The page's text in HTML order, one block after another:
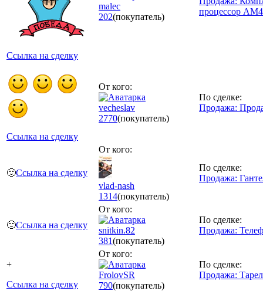
Ссылка на сделку
malec
202(покупатель)
процессор
Ссылка на сделку
От кого:
vecheslav
2770(покупатель)
По сделке:
Продажа:
🙂Ссылка на сделку
От кого:
vlad-nash
1314(покупатель)
По сделке:
Продажа:
🙂Ссылка на сделку
От кого:
snitkin.82
381(покупатель)
По сделке:
Продажа:
+
Ссылка на сделку
От кого:
FrolovSR
790(покупатель)
По сделке:
Продажа: